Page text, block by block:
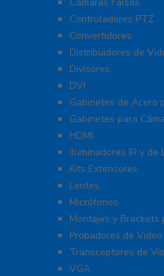
Controladores PTZ
Convertidores
Distribuidores de
Divisores
DVI
Gabinetes de Acero
Gabinetes para
HDMI
Iluminadores IR y de
Kits Extensores
Lentes
Micrófonos
Montajes y Brackets
Probadores de Video
Transceptores de
VGA